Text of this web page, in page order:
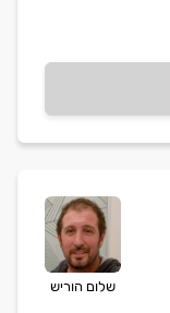
שלום הוריש